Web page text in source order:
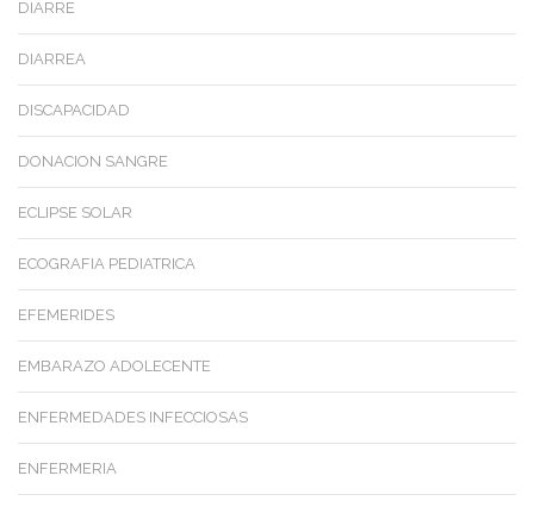
DIARRE
DIARREA
DISCAPACIDAD
DONACION SANGRE
ECLIPSE SOLAR
ECOGRAFIA PEDIATRICA
EFEMERIDES
EMBARAZO ADOLECENTE
ENFERMEDADES INFECCIOSAS
ENFERMERIA